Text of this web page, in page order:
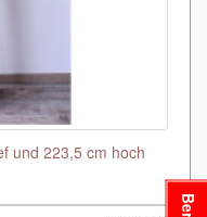
und 223,5 cm hoch